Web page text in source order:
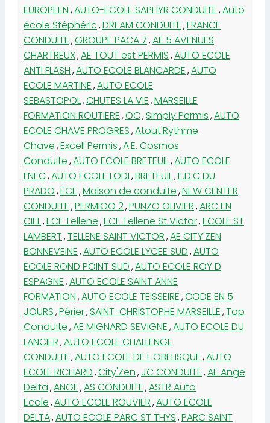
EUROPEEN,AUTO-ECOLE SAPHYR CONDUITE,Auto
école Stéphéric,DREAM CONDUITE,FRANCE
CONDUITE,GROUPE PACA 7,AE 5 AVENUES
CHARTREUX,AE TOUT est PERMIS,AUTO ECOLE
ANTI FLASH,AUTO ECOLE BLANCARDE,AUTO
ECOLE MARTINE,AUTO ECOLE
SEBASTOPOL,CHUTES LA VIE,MARSEILLE
FORMATION ROUTIERE,OC,Simply Permis,AUTO
ECOLE CHAVE PROGRES,Atout'Rythme
Chave,Excell Permis,A.E. Cosmos
Conduite,AUTO ECOLE BRETEUIL,AUTO ECOLE
FNEC,AUTO ECOLE LODI,BRETEUIL,E.D.C DU
PRADO,ECE,Maison de conduite,NEW CENTER
CONDUITE,PERMIGO 2,PUNZO OLIVIER,ARC EN
CIEL,ECF Tellene,ECF Tellene St Victor,ECOLE ST
LAMBERT,TELLENE SAINT VICTOR,AE CITY'ZEN
BONNEVEINE,AUTO ECOLE LYCEE SUD,AUTO
ECOLE ROND POINT SUD,AUTO ECOLE ROY D
ESPAGNE,AUTO ECOLE SAINT ANNE
FORMATION,AUTO ECOLE TEISSEIRE,CODE EN 5
JOURS,Périer,SAINT-CHRISTOPHE MARSEILLE,Top
Conduite,AE MIGNARD SEVIGNE,AUTO ECOLE DU
LANCIER,AUTO ECOLE CHALLENGE
CONDUITE,AUTO ECOLE DE L OBELISQUE,AUTO
ECOLE RICHARD,City'Zen,JC CONDUITE,AE Ange
Delta,ANGE,AS CONDUITE,ASTR Auto
Ecole,AUTO ECOLE ROUVIER,AUTO ECOLE
DELTA,AUTO ECOLE PARC ST THYS,PARC SAINT